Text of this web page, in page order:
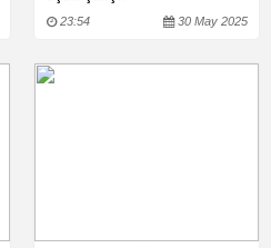
23:54 30 May 2025